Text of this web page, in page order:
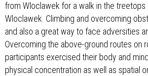
from Wloclawek for a walk in the treetops
Wloclawek. Climbing and overcoming
and also a great way to face adversities
Overcoming the above-ground routes on
participants exercised their body and
physical concentration as well as spatial